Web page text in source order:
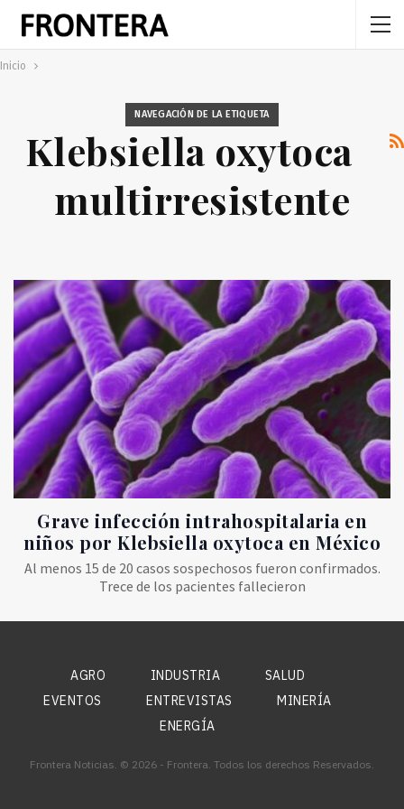
Inicio
NAVEGACIÓN DE LA ETIQUETA
Klebsiella oxytoca
multirresistente
Grave infección intrahospitalaria en
niños por Klebsiella oxytoca en México
Al menos 15 de 20 casos sospechosos fueron confirmados.
Trece de los pacientes fallecieron
AGRO INDUSTRIA
SALUD
EVENTOS
ENTREVISTAS
MINERÍA
ENERGÍA
Frontera Noticias. © 2026 - Frontera. Todos los derechos Reservados.